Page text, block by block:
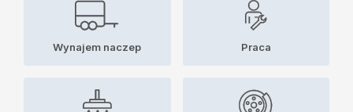
Wynajem naczep Praca